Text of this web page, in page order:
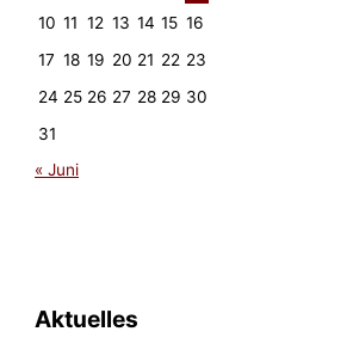
10 11 12 13 14 15 16
17 18 19 20 21 22 23
24 25 26 27 28 29 30
31
« Juni
Aktuelles